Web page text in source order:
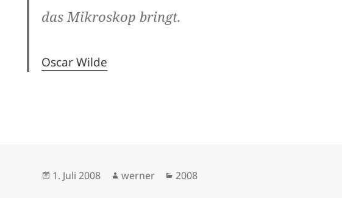
das Mikroskop bringt.
Oscar Wilde
Veröffentlicht
1. Juli 2008 Autor
werner Kategorien
2008